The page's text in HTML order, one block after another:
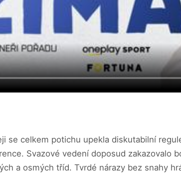
se celkem potichu upekla diskutabilní
Svazové vedení doposud zakazovalo
a osmých tříd. Tvrdé nárazy bez snahy